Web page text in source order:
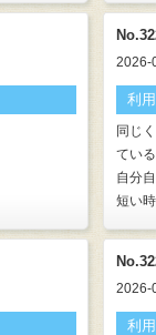
2026-
利
同じ
てい
自分
短い
2026-
利